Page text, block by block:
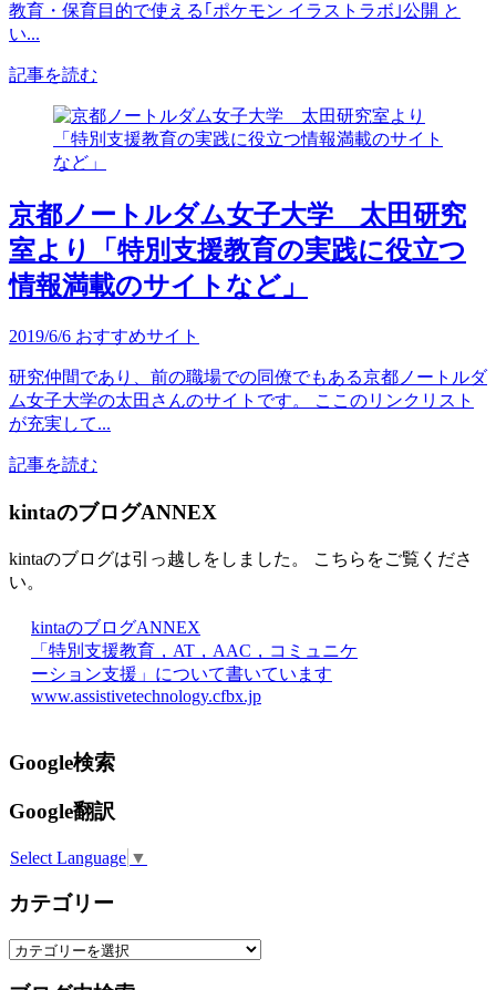
教育・保育目的で使える｢ポケモン イラストラボ｣公開 と
い...
記事を読む
京都ノートルダム女子大学 太田研究
室より「特別支援教育の実践に役立つ
情報満載のサイトなど」
2019/6/6 おすすめサイト
研究仲間であり、前の職場での同僚でもある京都ノートルダ
ム女子大学の太田さんのサイトです。 ここのリンクリスト
が充実して...
記事を読む
kintaのブログANNEX
kintaのブログは引っ越しをしました。 こちらをご覧くださ
い。
kintaのブログANNEX
「特別支援教育，AT，AAC，コミュニケ
ーション支援」について書いています
www.assistivetechnology.cfbx.jp
Google検索
Google翻訳
Select Language ▼
カテゴリー
カ